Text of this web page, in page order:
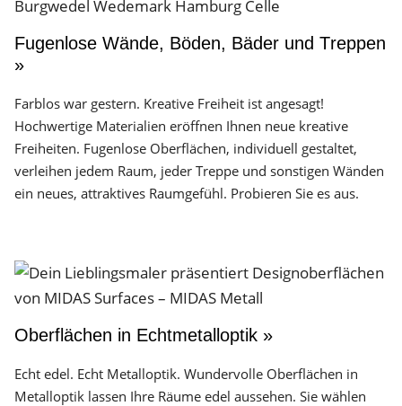
Fugenlose Wände, Böden, Bäder und Treppen
»
Farblos war gestern. Kreative Freiheit ist angesagt!
Hochwertige Materialien eröffnen Ihnen neue kreative
Freiheiten. Fugenlose Oberflächen, individuell gestaltet,
verleihen jedem Raum, jeder Treppe und sonstigen Wänden
ein neues, attraktives Raumgefühl. Probieren Sie es aus.
Oberflächen in Echtmetalloptik »
Echt edel. Echt Metalloptik. Wundervolle Oberflächen in
Metalloptik lassen Ihre Räume edel aussehen. Sie wählen